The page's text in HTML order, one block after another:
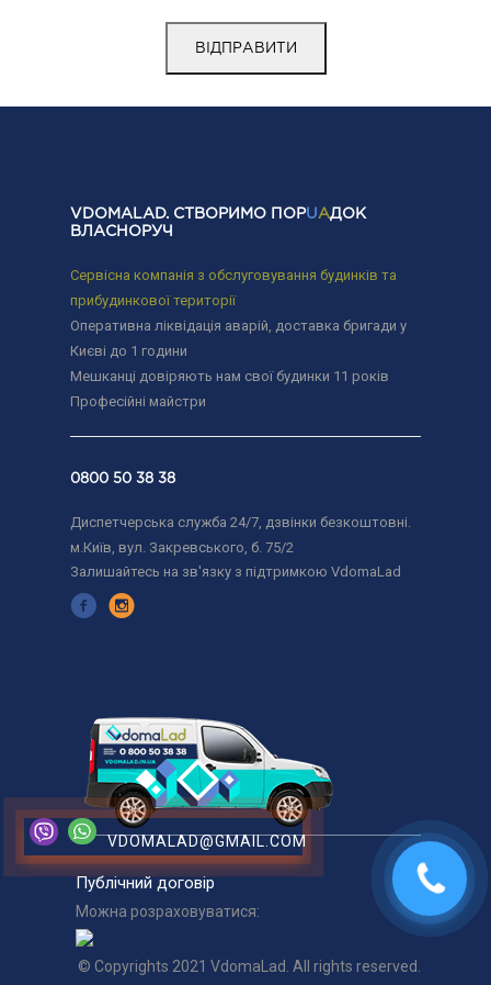
VDOMALAD. СТВОРИМО ПОРUAДОК
ВЛАСНОРУЧ
Сервісна компанія з обслуговування будинків та
прибудинкової території
Оперативна ліквідація аварій, доставка бригади у
Києві до 1 години
Мешканці довіряють нам свої будинки 11 років
Професійні майстри
0800 50 38 38
Диспетчерська служба 24/7, дзвінки безкоштовні.
м.Київ, вул. Закревського, б. 75/2
Залишайтесь на зв'язку з підтримкою VdomaLad
VDOMALAD@GMAIL.COM
Публічний договір
Можна розраховуватися:
© Copyrights 2021 VdomaLad. All rights reserved.